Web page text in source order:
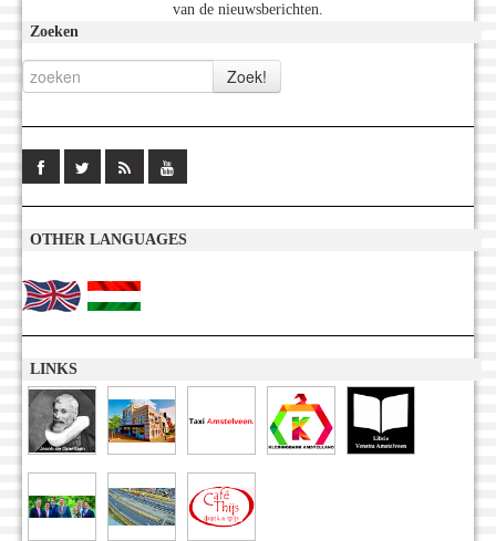
van de nieuwsberichten.
Zoeken
OTHER LANGUAGES
LINKS